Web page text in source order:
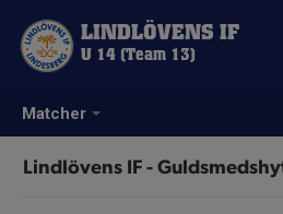
Matcher
LINDLÖVENS IF
U 14 (Team 13)
Lindlövens IF -